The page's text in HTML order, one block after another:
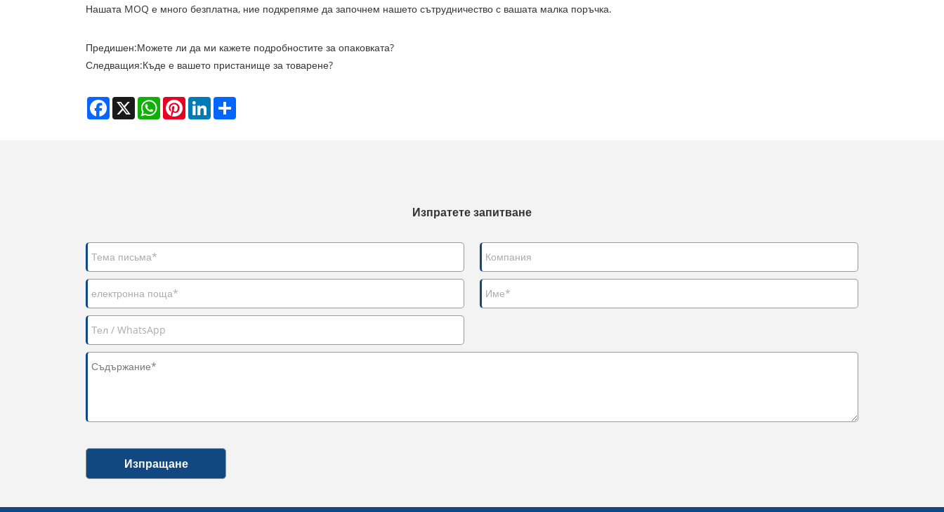
Нашата MOQ е много безплатна, ние подкрепяме да започнем нашето сътрудничество с вашата малка поръчка.
Предишен:Можете ли да ми кажете подробностите за опаковката?
Следващия:Къде е вашето пристанище за товарене?
Facebook
X WhatsAppPinterestLinkedIn
Изпратете запитване
Изпращане